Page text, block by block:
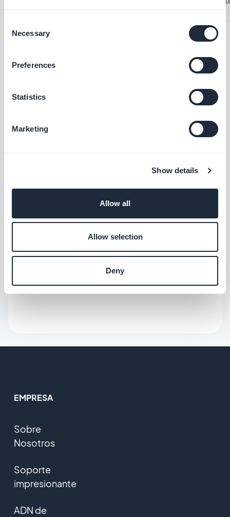
Selection
Necessary
Preferences
Statistics
Marketing
Show details
Allow all
Allow selection
Deny
EMPRESA
Sobre
Nosotros
Soporte
impresionante
ADN de